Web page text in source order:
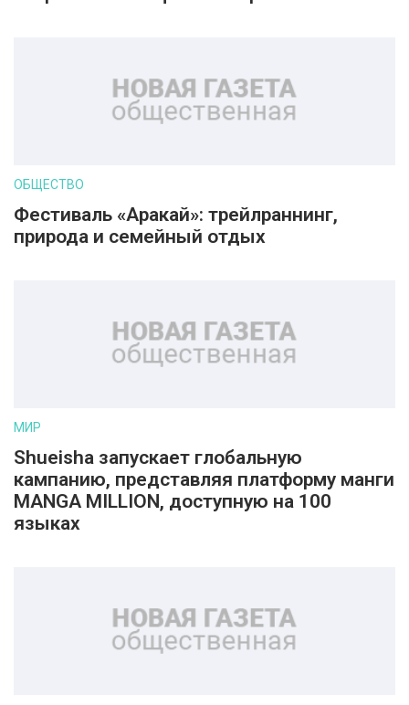
ОБЩЕСТВО
Фестиваль «Аракай»: трейлраннинг,
природа и семейный отдых
МИР
Shueisha запускает глобальную
кампанию, представляя платформу манги
MANGA MILLION, доступную на 100
языках